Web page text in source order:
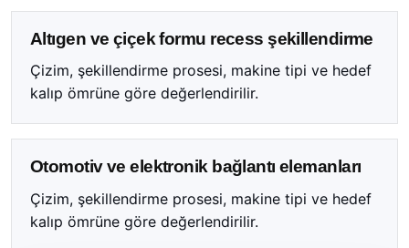
Altıgen ve çiçek formu recess şekillendirme
Çizim, şekillendirme prosesi, makine tipi ve hedef
kalıp ömrüne göre değerlendirilir.
Otomotiv ve elektronik bağlantı elemanları
Çizim, şekillendirme prosesi, makine tipi ve hedef
kalıp ömrüne göre değerlendirilir.